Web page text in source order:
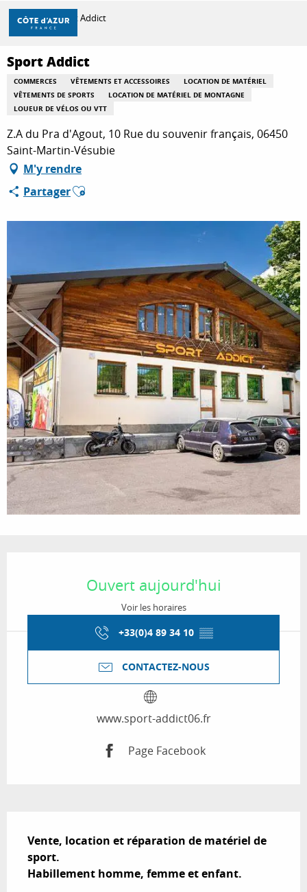
Aller
contenu
principal
DÉCOUVRIR
À FAIRE
SÉJOURNER
Accueil Sport Addict
Sport Addict
COMMERCES VÊTEMENTS ET ACCESSOIRES
LOCATION DE MATÉRIEL
VÊTEMENTS DE SPORTS
LOCATION DE MATÉRIEL DE MONTAGNE
LOUEUR DE VÉLOS OU VTT
Z.A du Pra d'Agout, 10 Rue du souvenir français, 06450
Saint-Martin-Vésubie
M'y rendre
PartagerAjouter aux favoris
Ouvert aujourd'hui
Voir les horaires
+33(0)4 89 34 10 ▒▒
CONTACTEZ-NOUS
www.sport-addict06.fr
Page Facebook
Vente, location et réparation de matériel de
sport.
Habillement homme, femme et enfant.